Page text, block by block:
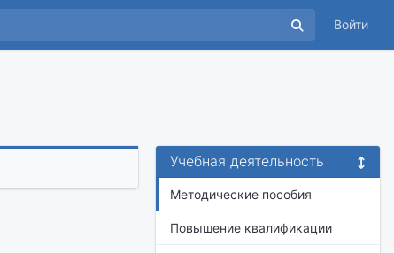
Войти
Учебная деятельность
Методические пособия
Повышение квалификации